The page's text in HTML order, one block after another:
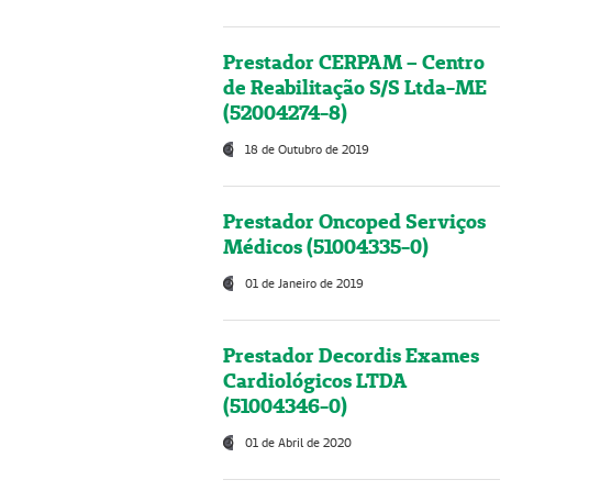
Prestador CERPAM – Centro
de Reabilitação S/S Ltda-ME
(52004274-8)
18 de Outubro de 2019
Prestador Oncoped Serviços
Médicos (51004335-0)
01 de Janeiro de 2019
Prestador Decordis Exames
Cardiológicos LTDA
(51004346-0)
01 de Abril de 2020